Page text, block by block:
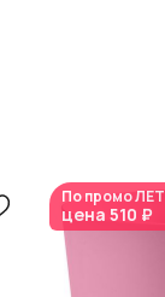
По промо
цена 510 ₽